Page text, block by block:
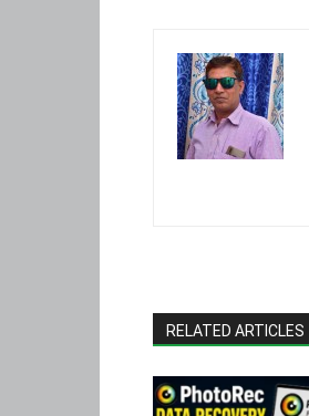
RELATED ARTICLES